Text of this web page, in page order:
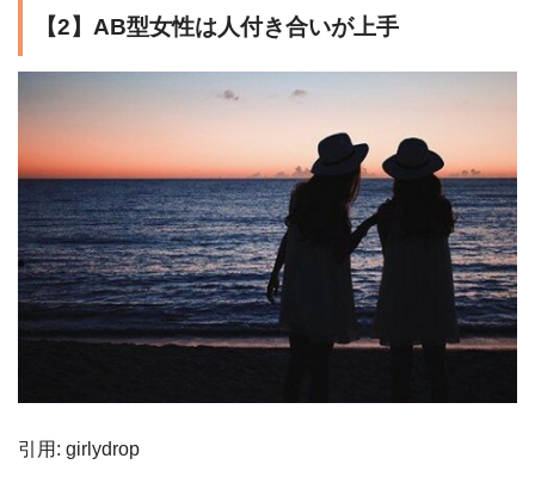
【2】AB型女性は人付き合いが上手
引用: girlydrop